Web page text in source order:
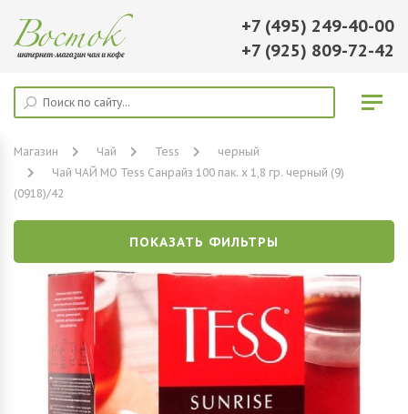
+7 (495) 249-40-00
+7 (925) 809-72-42
Магазин Чай Tess
черный
Чай ЧАЙ МО Tess Санрайз 100 пак. х 1,8 гр. черный (9)
(0918)/42
ПОКАЗАТЬ ФИЛЬТРЫ